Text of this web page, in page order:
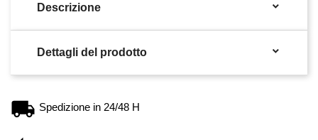
Descrizione 
Dettagli del prodotto 
Spedizione in 24/48 H